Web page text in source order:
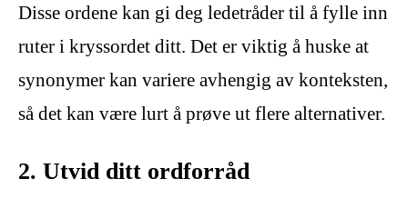
Disse ordene kan gi deg ledetråder til å fylle inn
ruter i kryssordet ditt. Det er viktig å huske at
synonymer kan variere avhengig av konteksten,
så det kan være lurt å prøve ut flere alternativer.
2. Utvid ditt ordforråd